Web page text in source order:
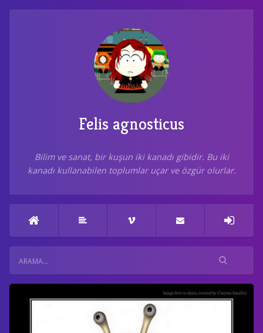
Felis agnosticus
Bilim ve sanat, bir kuşun iki kanadı gibidir. Bu iki
kanadı kullanabilen toplumlar uçar ve özgür olurlar.